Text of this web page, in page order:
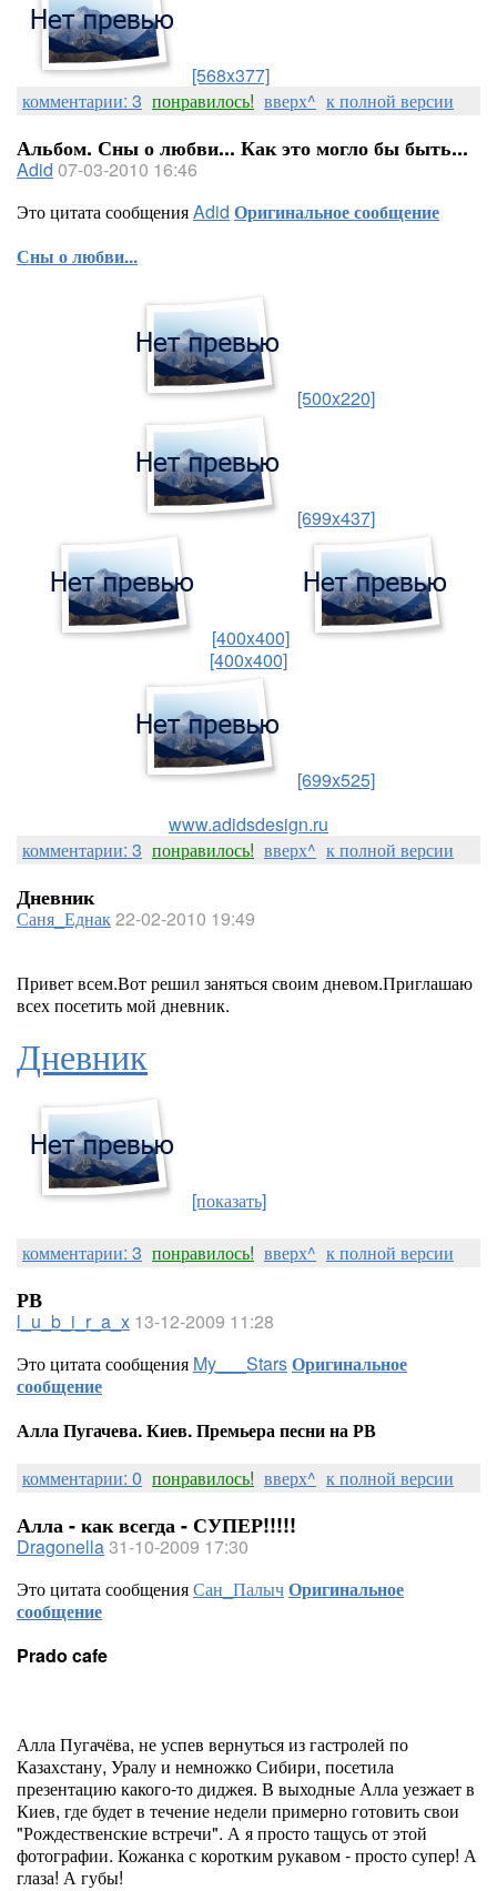
[568x377]
комментарии: 3 понравилось! вверх^ к полной версии
Альбом. Сны о любви... Как это могло бы быть...
Adid 07-03-2010 16:46
Это цитата сообщенияAdid Оригинальное сообщение
Сны о любви...
[500x220]
[699x437]
[400x400]
[400x400]
[699x525]
www.adidsdesign.ru
комментарии: 3 понравилось! вверх^ к полной версии
Дневник
Саня_Еднак22-02-2010 19:49
Привет всем.Вот решил заняться своим дневом.Приглашаю
всех посетить мой дневник.
Дневник
[показать]
комментарии: 3 понравилось! вверх^ к полной версии
РВ
l_u_b_i_r_a_x 13-12-2009 11:28
Это цитата сообщения My___StarsОригинальное
сообщение
Алла Пугачева. Киев. Премьера песни на РВ
комментарии: 0 понравилось! вверх^ к полной версии
Алла - как всегда - СУПЕР!!!!!
Dragonella31-10-2009 17:30
Это цитата сообщенияСан_ПалычОригинальное
сообщение
Prado cafe
Алла Пугачёва, не успев вернуться из гастролей по
Казахстану, Уралу и немножко Сибири, посетила
презентацию какого-то диджея. В выходные Алла уезжает в
Киев, где будет в течение недели примерно готовить свои
"Рождественские встречи". А я просто тащусь от этой
фотографии. Кожанка с коротким рукавом - просто супер! А
глаза! А губы!